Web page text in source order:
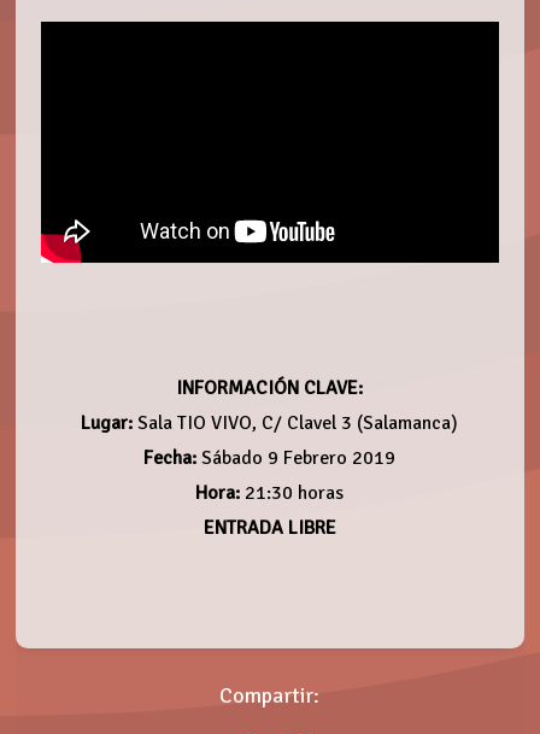
INFORMACIÓN CLAVE:
Lugar: Sala TIO VIVO, C/ Clavel 3 (Salamanca)
Fecha: Sábado 9 Febrero 2019
Hora: 21:30 horas
ENTRADA LIBRE
Compartir: